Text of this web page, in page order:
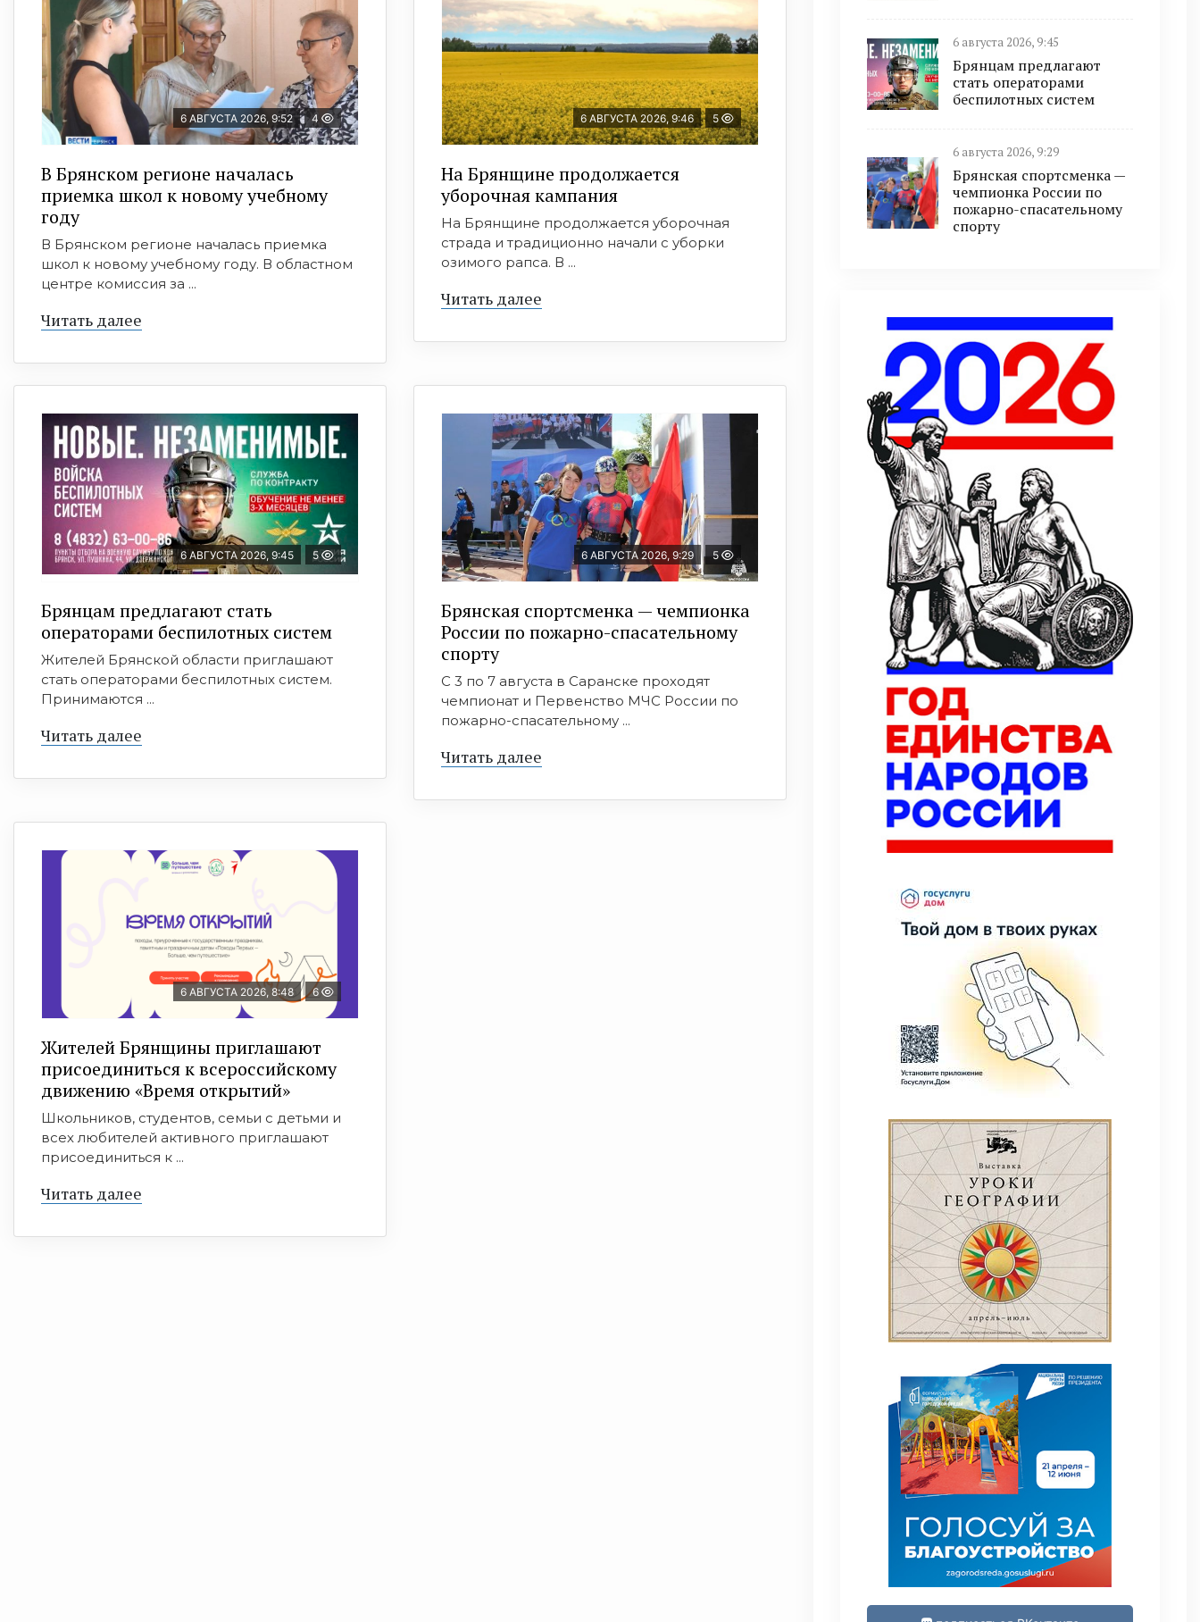
6 АВГУСТА 2026, 9:52 4
В Брянском регионе началась
приемка школ к новому учебному
году
В Брянском регионе началась приемка
школ к новому учебному году. В областном
центре комиссия за ...
Читать далее
6 АВГУСТА 2026, 9:46 5
На Брянщине продолжается
уборочная кампания
На Брянщине продолжается уборочная
страда и традиционно начали с уборки
озимого рапса. В ...
Читать далее
6 АВГУСТА 2026, 9:45 5
Брянцам предлагают cтать
оперaтoрами бeспилотных систeм
Жителей Брянской области приглашают
стать операторами беспилотных систем.
Принимаются ...
Читать далее
6 АВГУСТА 2026, 9:29 5
Брянская спортсменка — чемпионка
России по пожарно-спасательному
спорту
С 3 по 7 августа в Саранске проходят
чемпионат и Первенство МЧС России по
пожарно-спасательному ...
Читать далее
6 АВГУСТА 2026, 8:48 6
Жителей Брянщины приглашают
присоединиться к всероссийскому
движению «Время открытий»
Школьников, студентов, семьи с детьми и
всех любителей активного приглашают
присоединиться к ...
Читать далее
6 августа 2026, 9:45
Брянцам предлагают
cтать оперaтoрами
бeспилотных систeм
6 августа 2026, 9:29
Брянская спортсменка —
чемпионка России по
пожарно-спасательному
спорту